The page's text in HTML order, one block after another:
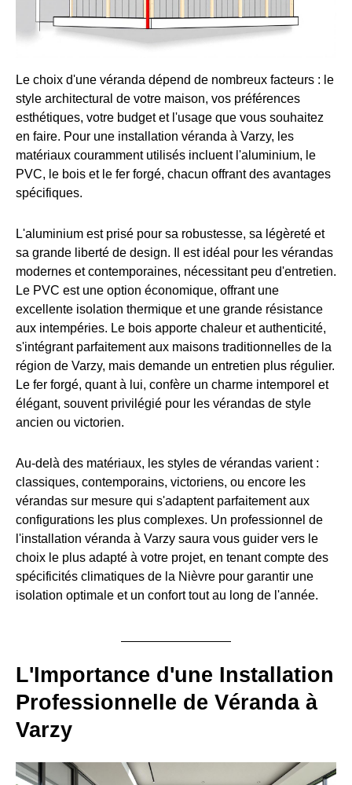
Le choix d'une véranda dépend de nombreux facteurs : le
style architectural de votre maison, vos préférences
esthétiques, votre budget et l'usage que vous souhaitez
en faire. Pour une installation véranda à Varzy, les
matériaux couramment utilisés incluent l'aluminium, le
PVC, le bois et le fer forgé, chacun offrant des avantages
spécifiques.
L'aluminium est prisé pour sa robustesse, sa légèreté et
sa grande liberté de design. Il est idéal pour les vérandas
modernes et contemporaines, nécessitant peu d'entretien.
Le PVC est une option économique, offrant une
excellente isolation thermique et une grande résistance
aux intempéries. Le bois apporte chaleur et authenticité,
s'intégrant parfaitement aux maisons traditionnelles de la
région de Varzy, mais demande un entretien plus régulier.
Le fer forgé, quant à lui, confère un charme intemporel et
élégant, souvent privilégié pour les vérandas de style
ancien ou victorien.
Au-delà des matériaux, les styles de vérandas varient :
classiques, contemporains, victoriens, ou encore les
vérandas sur mesure qui s'adaptent parfaitement aux
configurations les plus complexes. Un professionnel de
l'installation véranda à Varzy saura vous guider vers le
choix le plus adapté à votre projet, en tenant compte des
spécificités climatiques de la Nièvre pour garantir une
isolation optimale et un confort tout au long de l'année.
L'Importance d'une Installation
Professionnelle de Véranda à
Varzy